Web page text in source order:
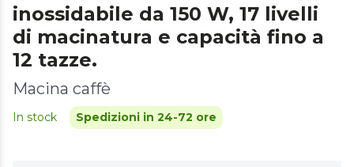
inossidabile da 150 W, 17 livelli
di macinatura e capacità fino a
12 tazze.
Macina caffè
In stock Spedizioni in 24-72 ore